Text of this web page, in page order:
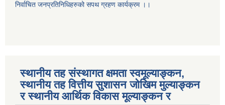
निर्वाचित जनप्रतिनिधिहरुको सपथ ग्रहण कार्यक्रम ।।
स्थानीय तह संस्थागत क्षमता स्वमूल्याङ्कन,
स्थानीय तह वित्तीय सुशासन जोखिम मुल्याङ्कन
र स्थानीय आर्थिक विकास मूल्याङ्कन र